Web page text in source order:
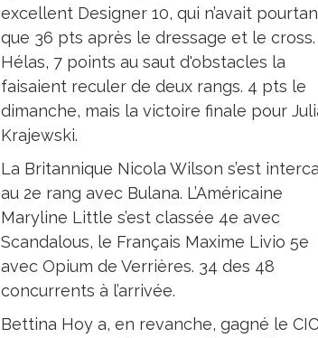
excellent Designer 10, qui n’avait
que 36 pts après le dressage et le cross.
Hélas, 7 points au saut d'obstacles la
faisaient reculer de deux rangs. 4 pts le
dimanche, mais la victoire finale pour
Krajewski.
La Britannique Nicola Wilson s’est
au 2e rang avec Bulana. L’Américaine
Maryline Little s’est classée 4e avec
Scandalous, le Français Maxime Livio 5e
avec Opium de Verrières. 34 des 48
concurrents à l’arrivée.
Bettina Hoy a, en revanche, gagné le